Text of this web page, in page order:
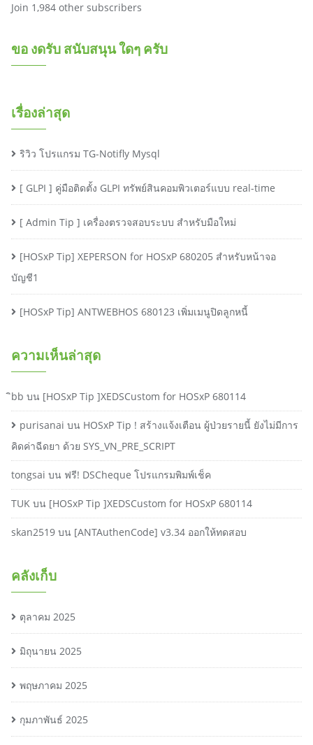
Join 1,984 other subscribers
ขอ งดรับ สนับสนุน ใดๆ ครับ
เรื่องล่าสุด
ริวิว โปรแกรม TG-Notifly Mysql
[ GLPI ] คู่มือติดตั้ง GLPI ทรัพย์สินคอมพิวเตอร์แบบ real-time
[ Admin Tip ] เครื่องตรวจสอบระบบ สำหรับมือใหม่
[HOSxP Tip] XEPERSON for HOSxP 680205 สำหรับหน้าจอ
บัญชี1
[HOSxP Tip] ANTWEBHOS 680123 เพิ่มเมนูปิดลูกหนี้
ความเห็นล่าสุด
ิbb บน [HOSxP Tip ]XEDSCustom for HOSxP 680114
purisanai บน HOSxP Tip ! สร้างแจ้งเตือน ผู้ป่วยรายนี้ ยังไม่มีการ
คิดค่าฉีดยา ด้วย SYS_VN_PRE_SCRIPT
tongsai บน ฟรี! DSCheque โปรแกรมพิมพ์เช็ค
TUK บน [HOSxP Tip ]XEDSCustom for HOSxP 680114
skan2519 บน [ANTAuthenCode] v3.34 ออกให้ทดสอบ
คลังเก็บ
ตุลาคม 2025
มิถุนายน 2025
พฤษภาคม 2025
กุมภาพันธ์ 2025